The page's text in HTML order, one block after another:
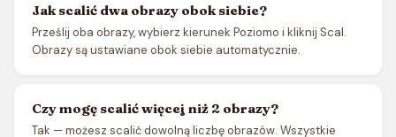
Jak scalić dwa obrazy obok siebie?
Prześlij oba obrazy, wybierz kierunek Poziomo i kliknij Scal.
Obrazy są ustawiane obok siebie automatycznie.
Czy mogę scalić więcej niż 2 obrazy?
Tak — możesz scalić dowolną liczbę obrazów. Wszystkie